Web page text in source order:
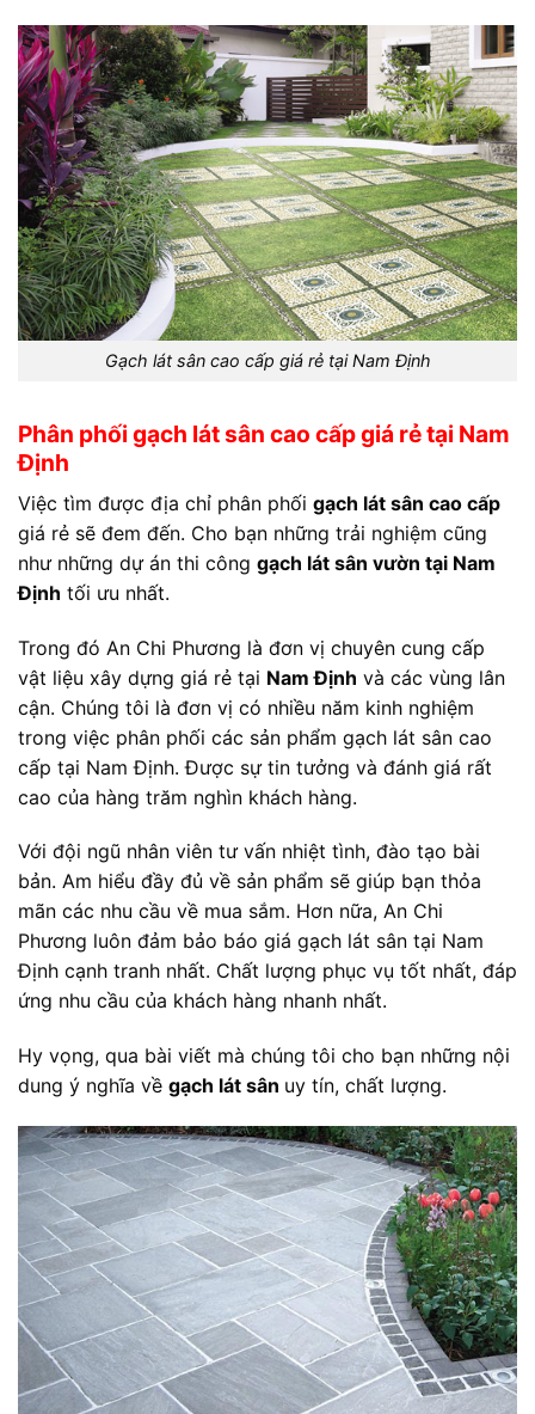
Gạch lát sân cao cấp giá rẻ tại Nam Định
Phân phối gạch lát sân cao cấp giá rẻ tại Nam
Định
Việc tìm được địa chỉ phân phối gạch lát sân cao cấp
giá rẻ sẽ đem đến. Cho bạn những trải nghiệm cũng
như những dự án thi công gạch lát sân vườn tại Nam
Định tối ưu nhất.
Trong đó An Chi Phương là đơn vị chuyên cung cấp
vật liệu xây dựng giá rẻ tại Nam Định và các vùng lân
cận. Chúng tôi là đơn vị có nhiều năm kinh nghiệm
trong việc phân phối các sản phẩm gạch lát sân cao
cấp tại Nam Định. Được sự tin tưởng và đánh giá rất
cao của hàng trăm nghìn khách hàng.
Với đội ngũ nhân viên tư vấn nhiệt tình, đào tạo bài
bản. Am hiểu đầy đủ về sản phẩm sẽ giúp bạn thỏa
mãn các nhu cầu về mua sắm. Hơn nữa, An Chi
Phương luôn đảm bảo báo giá gạch lát sân tại Nam
Định cạnh tranh nhất. Chất lượng phục vụ tốt nhất, đáp
ứng nhu cầu của khách hàng nhanh nhất.
Hy vọng, qua bài viết mà chúng tôi cho bạn những nội
dung ý nghĩa về gạch lát sân uy tín, chất lượng.